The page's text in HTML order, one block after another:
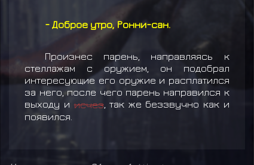
- Доброе утро, Ронни-сан.
Произнес парень, направляясь к
стеллажам с оружием, он подобрал
интересующие его оружие и расплатился
за него, после чего парень направился к
выходу иисчез, так же беззвучно как и
появился.